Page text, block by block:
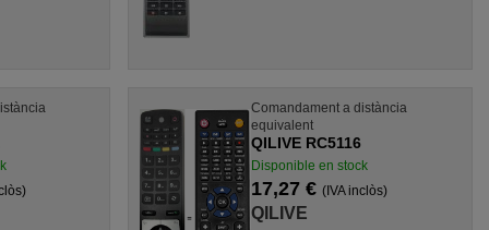
Comandament a distància
equivalent
QILIVE RC5116
Disponible en stock
17,27 € (IVA inclòs)
QILIVE